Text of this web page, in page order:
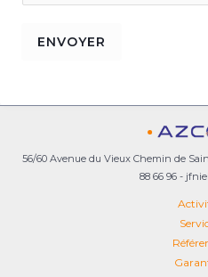
ENVOYER
56/60 Avenue du Vieux Chemin de
88 66 96 -